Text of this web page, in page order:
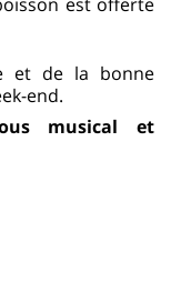
et de la bonne
end.
musical et